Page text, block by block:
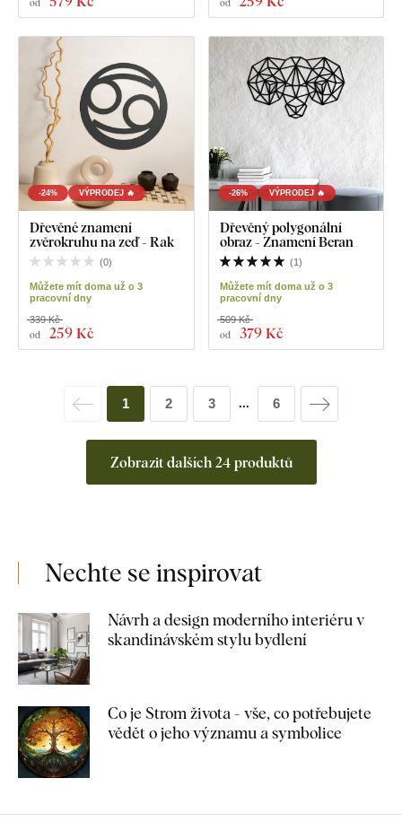
-24% VÝPRODEJ 🔥
Dřevěné znamení
zvěrokruhu na zeď - Rak
(0)
Můžete mít doma už o 3
pracovní dny
od 259 Kč
339 Kč
-26% VÝPRODEJ 🔥
Dřevěný polygonální
obraz - Znamení Beran
(1)
Můžete mít doma už o 3
pracovní dny
od 379 Kč
509 Kč
Zobrazit dalších 24 produktů
1 2 3 ... 6
Nechte se inspirovat
Návrh a design moderního interiéru v
skandinávském stylu bydlení
Co je Strom života - vše, co potřebujete
vědět o jeho významu a symbolice